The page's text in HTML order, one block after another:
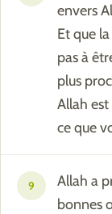
envers
Et que
pas à
plus
Allah
ce que
9
Allah a
bonnes